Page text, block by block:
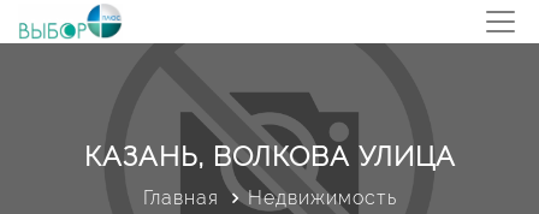
КАЗАНЬ, ВОЛКОВА УЛИЦА
Главная
Недвижимость